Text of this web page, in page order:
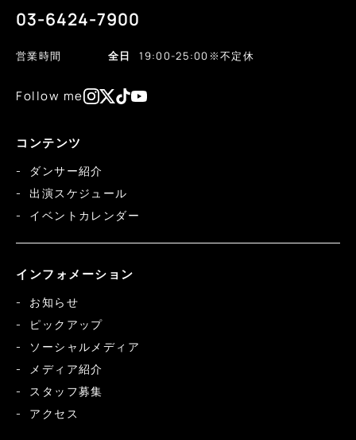
03-6424-7900
営業時間 全日 19:00-25:00 ※不定休
Follow me
コンテンツ
ダンサー紹介
出演スケジュール
イベントカレンダー
インフォメーション
お知らせ
ピックアップ
ソーシャルメディア
メディア紹介
スタッフ募集
アクセス